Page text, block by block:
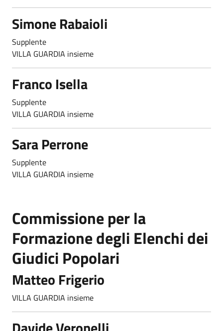
Simone Rabaioli
Supplente
VILLA GUARDIA insieme
Franco Isella
Supplente
VILLA GUARDIA insieme
Sara Perrone
Supplente
VILLA GUARDIA insieme
Commissione per la
Formazione degli Elenchi dei
Giudici Popolari
Matteo Frigerio
VILLA GUARDIA insieme